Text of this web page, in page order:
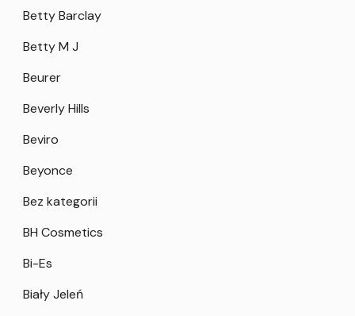
Betty Barclay
Betty M J
Beurer
Beverly Hills
Beviro
Beyonce
Bez kategorii
BH Cosmetics
Bi-Es
Biały Jeleń